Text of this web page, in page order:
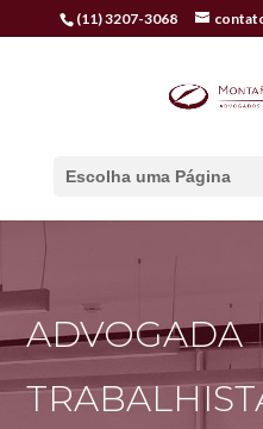
(11) 3207-3068
Escolha uma Página
ADVOGADA